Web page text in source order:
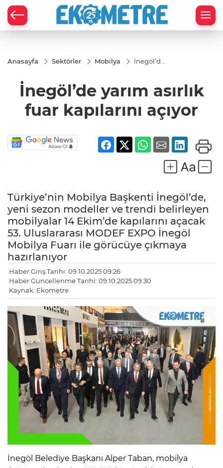
Anasayfa Sektörler Mobilya
İnegöl’de
kapılarını
İnegöl’de yarım asırlık
fuar kapılarını açıyor
Türkiye’nin Mobilya Başkenti İnegöl’de,
yeni sezon modeller ve trendi belirleyen
mobilyalar 14 Ekim’de kapılarını açacak
53. Uluslararası MODEF EXPO İnegöl
Mobilya Fuarı ile görücüye çıkmaya
hazırlanıyor
Haber Giriş Tarihi: 09.10.2025 09:26
Haber Güncellenme Tarihi: 09.10.2025 09:30
Kaynak: Ekometre
İnegöl Belediye Başkanı Alper Taban, mobilya